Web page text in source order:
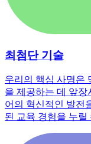
최첨단 기술
우리의 핵심 사명은
을 제공하는 데 앞장
어의 혁신적인 발전
된 교육 경험을 누릴